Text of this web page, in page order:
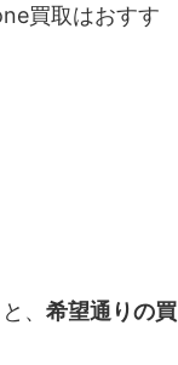
買取はおすす
、希望通りの買